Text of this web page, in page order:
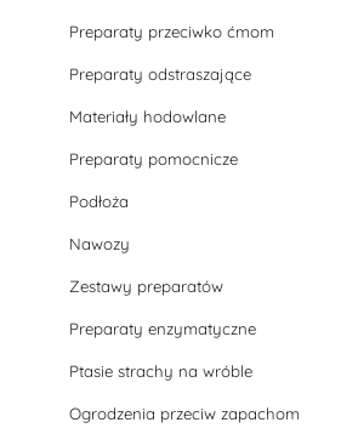
Preparaty przeciwko ćmom
Preparaty odstraszające
Materiały hodowlane
Preparaty pomocnicze
Podłoża
Nawozy
Zestawy preparatów
Preparaty enzymatyczne
Ptasie strachy na wróble
Ogrodzenia przeciw zapachom